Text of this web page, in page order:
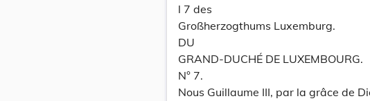
l 7 des
Großherzogthums Luxemburg.
DU
GRAND-DUCHÉ DE LUXEMBOURG.
N° 7.
Nous Guillaume III, par la grâce de